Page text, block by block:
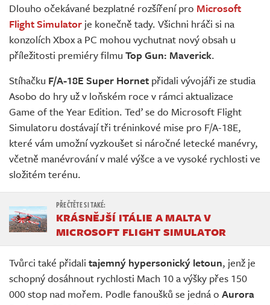
Dlouho očekávané bezplatné rozšíření pro Microsoft
Flight Simulator je konečně tady. Všichni hráči si na
konzolích Xbox a PC mohou vychutnat nový obsah u
příležitosti premiéry filmu Top Gun: Maverick.
Stíhačku F/A-18E Super Hornet přidali vývojáři ze studia
Asobo do hry už v loňském roce v rámci aktualizace
Game of the Year Edition. Teď se do Microsoft Flight
Simulatoru dostávají tři tréninkové mise pro F/A-18E,
které vám umožní vyzkoušet si náročné letecké manévry,
včetně manévrování v malé výšce a ve vysoké rychlosti ve
složitém terénu.
KRÁSNĚJŠÍ ITÁLIE A MALTA V
MICROSOFT FLIGHT SIMULATOR
Tvůrci také přidali tajemný hypersonický letoun, jenž je
schopný dosáhnout rychlosti Mach 10 a výšky přes 150
000 stop nad mořem. Podle fanoušků se jedná o Aurora